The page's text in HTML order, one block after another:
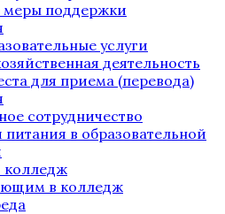
меры поддержки
услуги
деятельность
для приема (перевода)
сотрудничество
в образовательной
колледж
в колледж